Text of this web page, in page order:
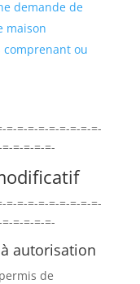
demande de
maison
comprenant ou
=-=-=-=-=-=-=-=-=-
=-=-=-=-
=-=-=-=-=-=-=-=-=-
=-=-=-=-
autorisation
de